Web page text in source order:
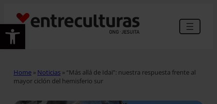
Abrir barra de herramientas
Home » Noticias »“Más allá de Idai”: nuestra respuesta frente al
mayor ciclón del hemisferio sur